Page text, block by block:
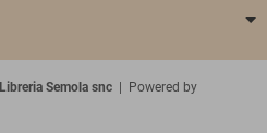
Libreria Semola snc | Powered by